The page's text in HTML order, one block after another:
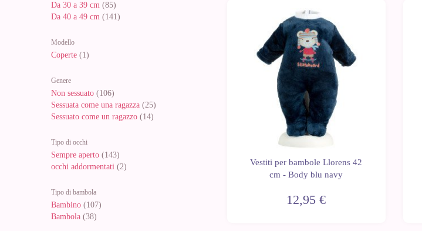
Da 30 a 39 cm (85)
Da 40 a 49 cm (141)
Modello
Coperte (1)
Genere
Non sessuato (106)
Sessuata come una ragazza (25)
Sessuato come un ragazzo (14)
Tipo di occhi
Sempre aperto (143)
occhi addormentati (2)
Tipo di bambola
Bambino (107)
Bambola (38)
Vestiti per bambole Llorens 42
cm - Body blu navy
12,95 €